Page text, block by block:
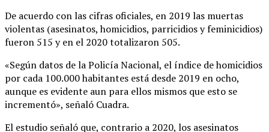
De acuerdo con las cifras oficiales, en 2019 las muertas
violentas (asesinatos, homicidios, parricidios y feminicidios)
fueron 515 y en el 2020 totalizaron 505.
«Según datos de la Policía Nacional, el índice de homicidios
por cada 100.000 habitantes está desde 2019 en ocho,
aunque es evidente aun para ellos mismos que esto se
incrementó», señaló Cuadra.
El estudio señaló que, contrario a 2020, los asesinatos